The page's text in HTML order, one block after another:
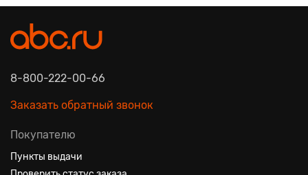
8-800-222-00-66
Заказать обратный звонок
Покупателю
Пункты выдачи